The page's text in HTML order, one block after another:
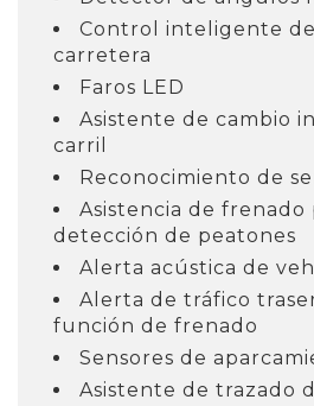
Control inteligente
carretera
Faros LED
Asistente de cambio
carril
Reconocimiento de
Asistencia de frenado
detección de peatones
Alerta acústica de
Alerta de tráfico
función de frenado
Sensores de
Asistente de trazado